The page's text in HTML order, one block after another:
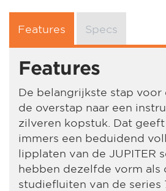
Features Specs
Features
De belangrijkste stap voor
de overstap naar een
zilveren kopstuk. Dat
immers een beduidend
lipplaten van de JUPITER
hebben dezelfde vorm als
studiefluiten van de